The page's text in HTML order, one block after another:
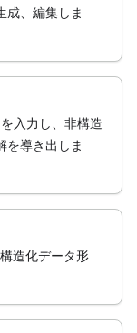
成、編集しま
入力し、非構造
を導き出しま
造化データ形